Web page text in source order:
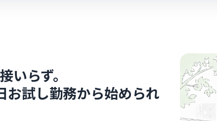
いらず。
お試し勤務から始められ